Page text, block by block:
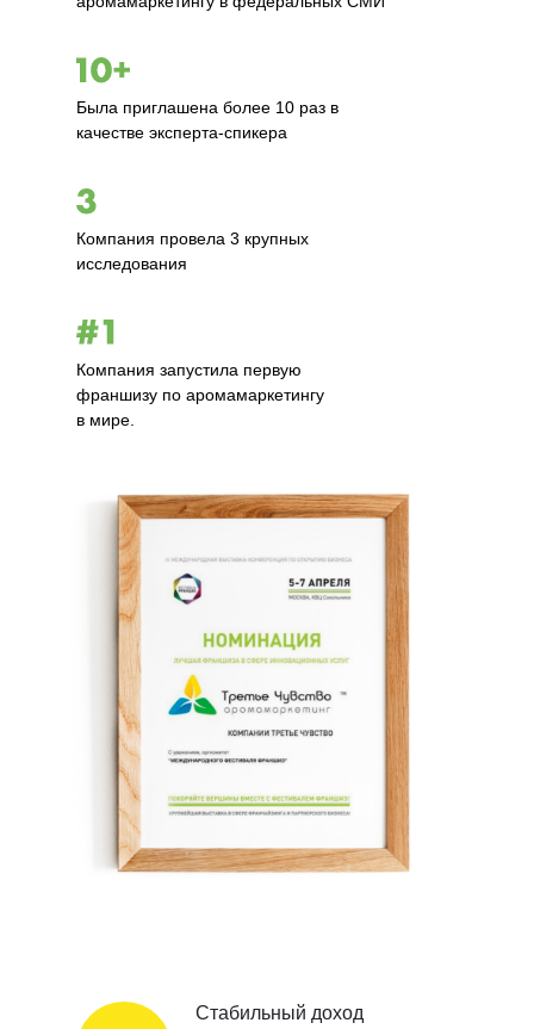
Была приглашена более 10 раз в
качестве эксперта-спикера
Компания провела 3 крупных
исследования
Компания запустила первую
франшизу по аромамаркетингу
в мире.
Стабильный доход